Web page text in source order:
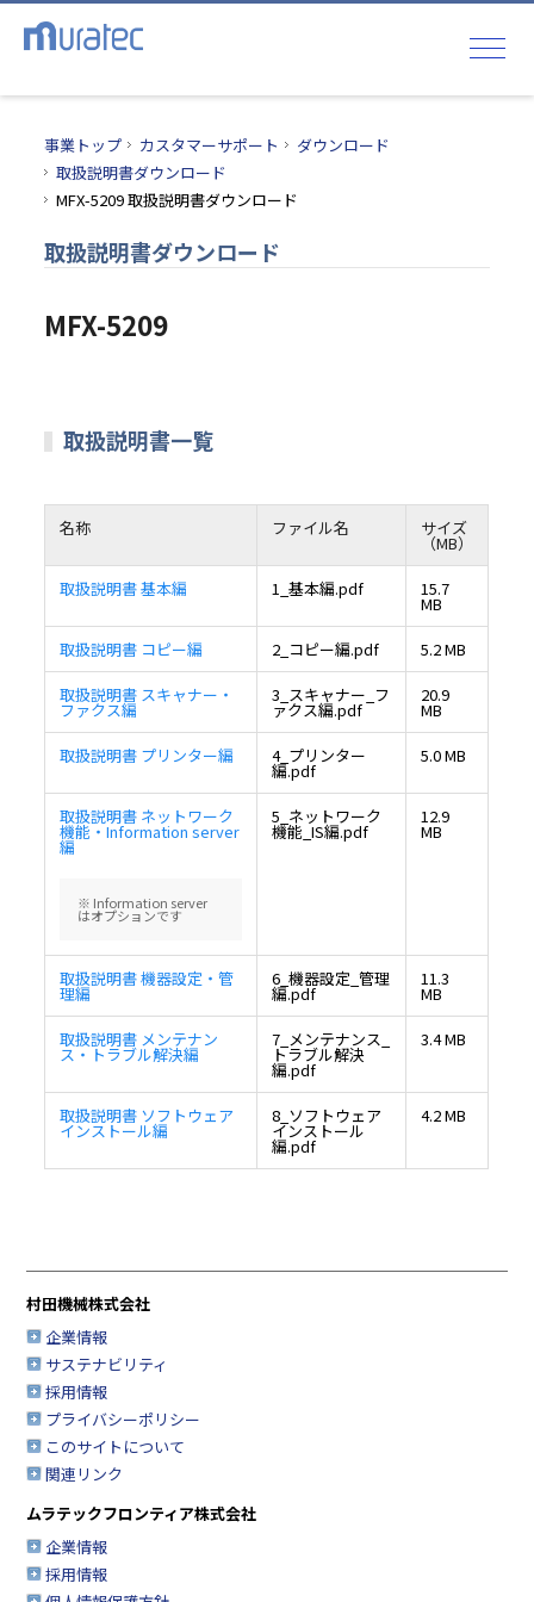
事業トップ カスタマーサポート
ダウンロード
取扱説明書ダウンロード
MFX-5209 取扱説明書ダウンロード
取扱説明書ダウンロード
MFX-5209
取扱説明書一覧
名称 ファイル名 サイズ
（MB）
取扱説明書 基本編
1_基本編.pdf 15.7
MB
取扱説明書 コピー編
2_コピー編.pdf
5.2 MB
取扱説明書 スキャナー・
ファクス編
3_スキャナー_フ
ァクス編.pdf
20.9
MB
取扱説明書 プリンター編
4_プリンター
編.pdf
5.0 MB
取扱説明書 ネットワーク
機能・Information server
編
※ Information server
はオプションです
5_ネットワーク
機能_IS編.pdf
12.9
MB
取扱説明書 機器設定・管
理編
6_機器設定_管理
編.pdf
11.3
MB
取扱説明書 メンテナン
ス・トラブル解決編
7_メンテナンス_
トラブル解決
編.pdf
3.4 MB
取扱説明書 ソフトウェア
インストール編
8_ソフトウェア
インストール
編.pdf
4.2 MB
村田機械株式会社
企業情報
サステナビリティ
採用情報
プライバシーポリシー
このサイトについて
関連リンク
ムラテックフロンティア株式会社
企業情報
採用情報